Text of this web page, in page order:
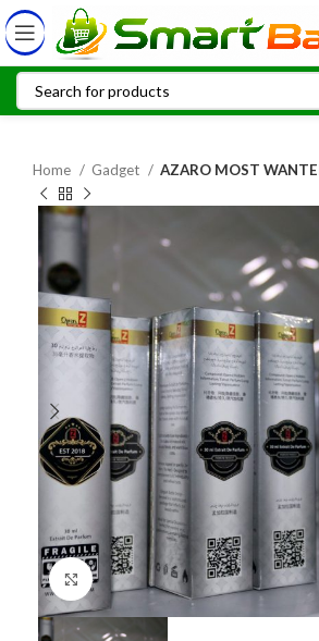
Home Gadget AZARO MOST
Click to enlarge